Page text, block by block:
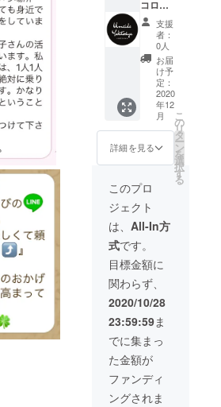
テッ
カーに
は中心
に薄く
印字さ
れてい
る文字
は入り
ませ
ん。
シャツ
をお送
りしま
す！ ※
備考欄
へお名
前をご
記入く
ださい
※送料込
み ※色
やサイ
いは返
品など
はでき
ません
ので予
めご注
意くだ
さい
コロナ
ウイル
スと闘
う医療
従事者
の方
に、100
食分の
【焼き
鳥丼無
償提供
券】を
提供・
配送し
ます。
リター
ンとし
て感謝
のお電
話とオ
リジナ
ルス
テッ
カーを
お送り
しま
す！ ※
備考欄
へお名
前をご
記入く
ださ
支援
者：
0人
お届
け予
定：
2020
年12
月
詳細を見る
こ
の
リ
タ
ー
ン
を
選
択
す
る
このプロ
ジェクト
は、 All-In方
式です。
目標金額に
関わらず、
2020/10/28
23:59:59ま
でに集まっ
た金額が
ファンディ
ングされま